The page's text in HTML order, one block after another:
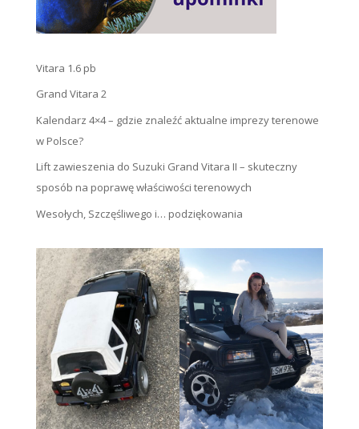
Vitara 1.6 pb
Grand Vitara 2
Kalendarz 4×4 – gdzie znaleźć aktualne imprezy terenowe
w Polsce?
Lift zawieszenia do Suzuki Grand Vitara II – skuteczny
sposób na poprawę właściwości terenowych
Wesołych, Szczęśliwego i… podziękowania